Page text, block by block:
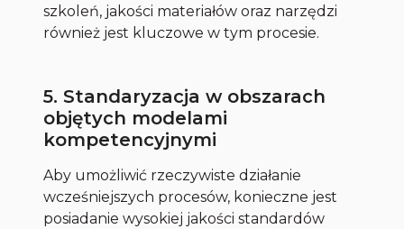
szkoleń, jakości materiałów oraz narzędzi
również jest kluczowe w tym procesie.
5. Standaryzacja w obszarach
objętych modelami
kompetencyjnymi
Aby umożliwić rzeczywiste działanie
wcześniejszych procesów, konieczne jest
posiadanie wysokiej jakości standardów